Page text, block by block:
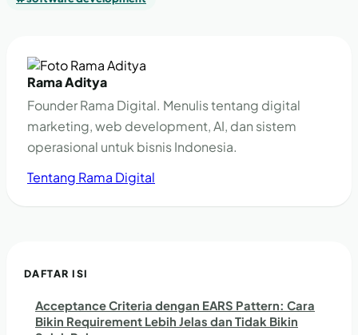
Rama Aditya
Founder Rama Digital. Menulis tentang digital
marketing, web development, AI, dan sistem
operasional untuk bisnis Indonesia.
Tentang Rama Digital
DAFTAR ISI
Acceptance Criteria dengan EARS Pattern: Cara
Bikin Requirement Lebih Jelas dan Tidak Bikin